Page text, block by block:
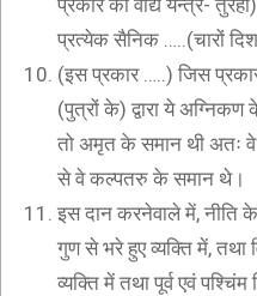
प्रत्येक सैनिक …..(चारों
(इस प्रकार …..) जिस
(पुत्रों के) द्वारा ये
तो अमृत के समान थी अतः वे
से वे कल्पतरु के समान थे।
इस दान करनेवाले में, नीति
गुण से भरे हुए व्यक्ति में,
व्यक्ति में तथा पूर्व एवं